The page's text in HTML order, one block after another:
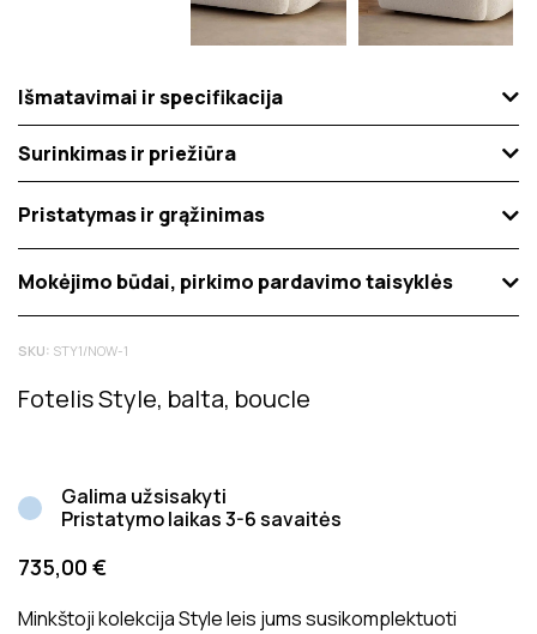
Išmatavimai ir specifikacija
Surinkimas ir priežiūra
Pristatymas ir grąžinimas
Mokėjimo būdai, pirkimo pardavimo taisyklės
SKU: STY1/NOW-1
Fotelis Style, balta, boucle
Galima užsisakyti
Pristatymo laikas 3-6 savaitės
735,00 €
Minkštoji kolekcija Style leis jums susikomplektuoti